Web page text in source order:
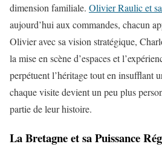
dimension familiale. Olivier Raulic et
aujourd’hui aux commandes, chacun
Olivier avec sa vision stratégique,
la mise en scène d’espaces et
perpétuent l’héritage tout en insufflant
chaque visite devient un peu plus
partie de leur histoire.
La Bretagne et sa Puissance